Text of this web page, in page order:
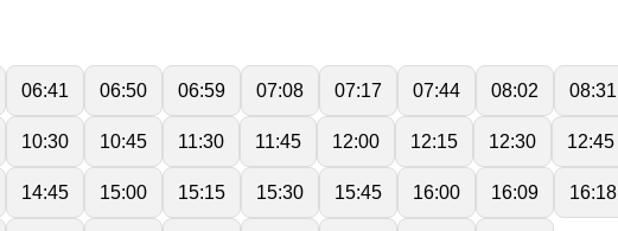
06:41 06:50 06:59 07:08 07:17 07:44 08:02 08:31
10:30 10:45 11:30 11:45 12:00 12:15 12:30 12:45
14:45 15:00 15:15 15:30 15:45 16:00 16:09 16:18